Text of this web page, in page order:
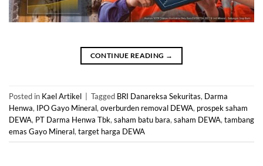
CONTINUE READING →
Posted in Kael Artikel Tagged BRI Danareksa Sekuritas, Darma
Henwa, IPO Gayo Mineral, overburden removal DEWA, prospek saham
DEWA, PT Darma Henwa Tbk, saham batu bara, saham DEWA, tambang
emas Gayo Mineral, target harga DEWA